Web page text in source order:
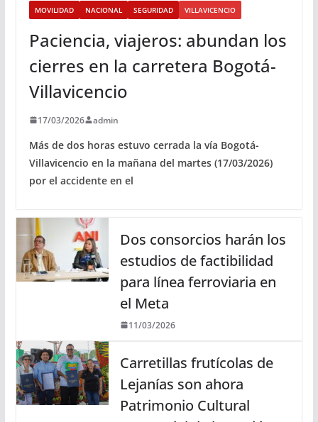
MOVILIDAD NACIONAL SEGURIDAD VILLAVICENCIO
Paciencia, viajeros: abundan los
cierres en la carretera Bogotá-
Villavicencio
17/03/2026 admin
Más de dos horas estuvo cerrada la vía Bogotá-
Villavicencio en la mañana del martes (17/03/2026)
por el accidente en el
Dos consorcios harán los
estudios de factibilidad
para línea ferroviaria en
el Meta
11/03/2026
Carretillas frutícolas de
Lejanías son ahora
Patrimonio Cultural